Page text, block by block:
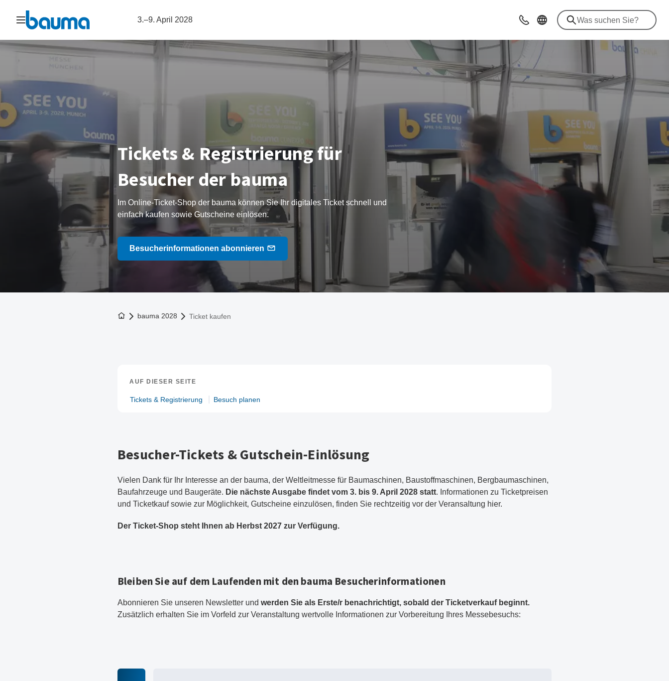
Navigation öffnen 3.–9. April 2028 Beratung & Kontakt
Tickets & Registrierung für
Besucher der bauma
Im Online-Ticket-Shop der bauma können Sie Ihr digitales Ticket schnell und
einfach kaufen sowie Gutscheine einlösen.
Besucherinformationen abonnieren
Zur Startseite
bauma 2028 Ticket kaufen
AUF DIESER SEITE
Tickets & Registrierung Besuch planen
Besucher-Tickets & Gutschein-Einlösung
Vielen Dank für Ihr Interesse an der bauma, der Weltleitmesse für Baumaschinen, Baustoffmaschinen, Bergbaumaschinen,
Baufahrzeuge und Baugeräte. Die nächste Ausgabe findet vom 3. bis 9. April 2028 statt. Informationen zu Ticketpreisen
und Ticketkauf sowie zur Möglichkeit, Gutscheine einzulösen, finden Sie rechtzeitig vor der Veransaltung hier.
Der Ticket-Shop steht Ihnen ab Herbst 2027 zur Verfügung.
Bleiben Sie auf dem Laufenden mit den bauma Besucherinformationen
Abonnieren Sie unseren Newsletter und werden Sie als Erste/r benachrichtigt, sobald der Ticketverkauf beginnt.
Zusätzlich erhalten Sie im Vorfeld zur Veranstaltung wertvolle Informationen zur Vorbereitung Ihres Messebesuchs: